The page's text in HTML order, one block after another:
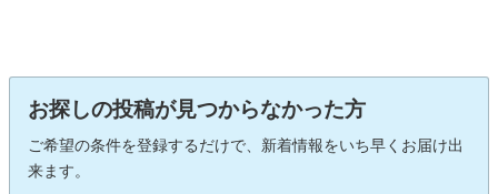
お探しの投稿が見つからなかった方
ご希望の条件を登録するだけで、新着情報をいち早くお届け出
来ます。